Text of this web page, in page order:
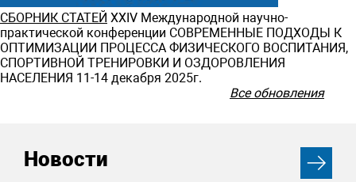
СБОРНИК СТАТЕЙ ХXIV Международной научно-
практической конференции СОВРЕМЕННЫЕ ПОДХОДЫ К
ОПТИМИЗАЦИИ ПРОЦЕССА ФИЗИЧЕСКОГО ВОСПИТАНИЯ,
СПОРТИВНОЙ ТРЕНИРОВКИ И ОЗДОРОВЛЕНИЯ
НАСЕЛЕНИЯ 11-14 декабря 2025г.
Все обновления
Новости